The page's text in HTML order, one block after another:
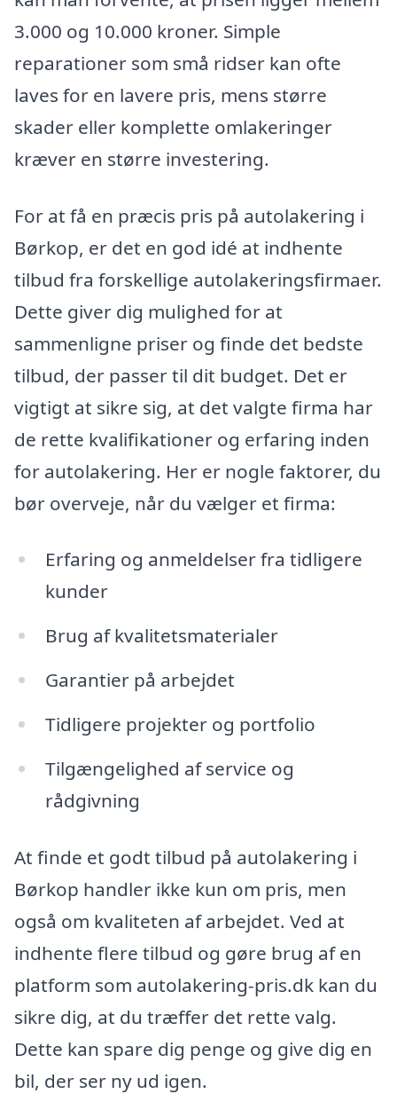
3.000 og 10.000 kroner. Simple
reparationer som små ridser kan ofte
laves for en lavere pris, mens større
skader eller komplette omlakeringer
kræver en større investering.
For at få en præcis pris på autolakering i
Børkop, er det en god idé at indhente
tilbud fra forskellige autolakeringsfirmaer.
Dette giver dig mulighed for at
sammenligne priser og finde det bedste
tilbud, der passer til dit budget. Det er
vigtigt at sikre sig, at det valgte firma har
de rette kvalifikationer og erfaring inden
for autolakering. Her er nogle faktorer, du
bør overveje, når du vælger et firma:
Erfaring og anmeldelser fra tidligere
kunder
Brug af kvalitetsmaterialer
Garantier på arbejdet
Tidligere projekter og portfolio
Tilgængelighed af service og
rådgivning
At finde et godt tilbud på autolakering i
Børkop handler ikke kun om pris, men
også om kvaliteten af arbejdet. Ved at
indhente flere tilbud og gøre brug af en
platform som autolakering-pris.dk kan du
sikre dig, at du træffer det rette valg.
Dette kan spare dig penge og give dig en
bil, der ser ny ud igen.